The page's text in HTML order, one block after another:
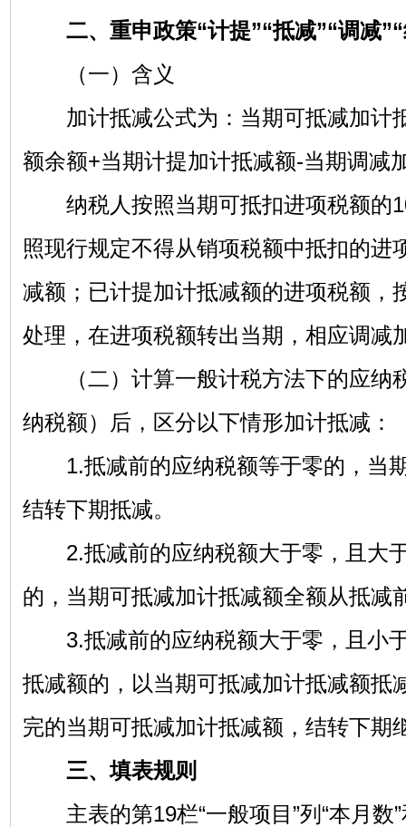
二、重申政策“计提”“抵减”“调减”“
（一）含义
加计抵减公式为：当期可抵减加计
额余额+当期计提加计抵减额-当期调减
纳税人按照当期可抵扣进项税额的
照现行规定不得从销项税额中抵扣的进
减额；已计提加计抵减额的进项税额，
处理，在进项税额转出当期，相应调减
（二）计算一般计税方法下的应纳
纳税额）后，区分以下情形加计抵减：
1.抵减前的应纳税额等于零的，当
结转下期抵减。
2.抵减前的应纳税额大于零，且大
的，当期可抵减加计抵减额全额从抵减
3.抵减前的应纳税额大于零，且小
抵减额的，以当期可抵减加计抵减额抵
完的当期可抵减加计抵减额，结转下期
三、填表规则
主表的第19栏“一般项目”列“本月数